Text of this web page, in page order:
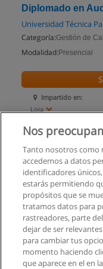
Diplomado en
Universidad Técnica
Categoría:Gestión de
Modalidad: Presencial
Impartido en:
Loja
Nos
Tanto nosotros como
accedemos a datos
identificadores
estarás permitiendo
propósitos que se
tratamos datos para
rastreadores, parte
dejar de ser
para cambiar tus
momento haciendo
que aparece en el en